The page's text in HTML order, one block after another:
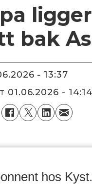
ligger
bak
- 13:37
01.06.2026 - 14:14
hos